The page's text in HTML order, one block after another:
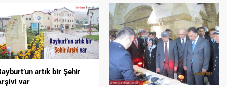
artık bir Şehir
var